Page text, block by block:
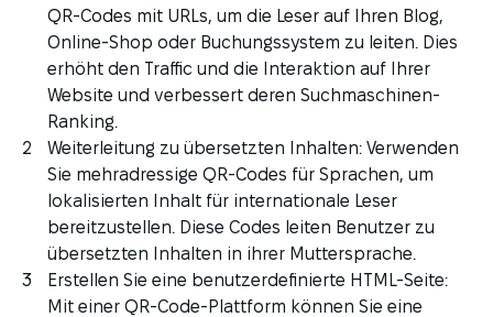
QR-Codes mit URLs, um die Leser auf Ihren Blog,
Online-Shop oder Buchungssystem zu leiten. Dies
erhöht den Traffic und die Interaktion auf Ihrer
Website und verbessert deren Suchmaschinen-
Ranking.
Weiterleitung zu übersetzten Inhalten: Verwenden
Sie mehradressige QR-Codes für Sprachen, um
lokalisierten Inhalt für internationale Leser
bereitzustellen. Diese Codes leiten Benutzer zu
übersetzten Inhalten in ihrer Muttersprache.
Erstellen Sie eine benutzerdefinierte HTML-Seite:
Mit einer QR-Code-Plattform können Sie eine